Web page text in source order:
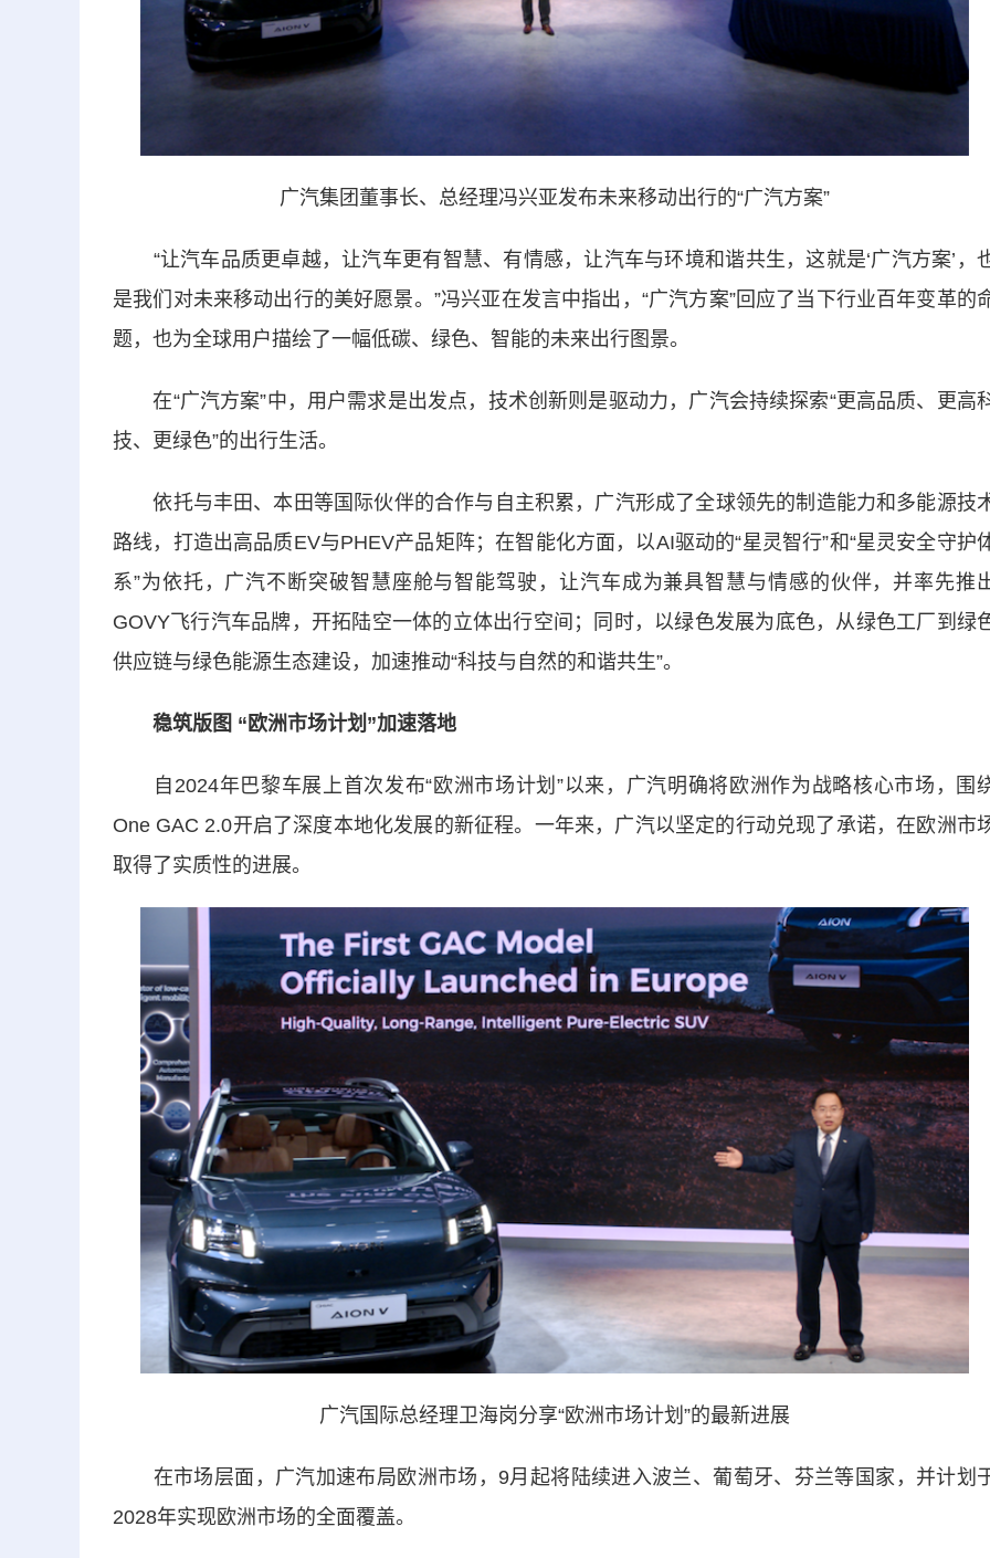
广汽集团董事长、总经理冯兴亚发布未来移动出行的“广汽方案”
“让汽车品质更卓越，让汽车更有智慧、有情感，让汽车与环境和谐共生，这就是‘广汽方案’，
是我们对未来移动出行的美好愿景。”冯兴亚在发言中指出，“广汽方案”回应了当下行业百年变革的
题，也为全球用户描绘了一幅低碳、绿色、智能的未来出行图景。
在“广汽方案”中，用户需求是出发点，技术创新则是驱动力，广汽会持续探索“更高品质、更高
技、更绿色”的出行生活。
依托与丰田、本田等国际伙伴的合作与自主积累，广汽形成了全球领先的制造能力和多能源技
路线，打造出高品质EV与PHEV产品矩阵；在智能化方面，以AI驱动的“星灵智行”和“星灵安全守护
系”为依托，广汽不断突破智慧座舱与智能驾驶，让汽车成为兼具智慧与情感的伙伴，并率先推
GOVY飞行汽车品牌，开拓陆空一体的立体出行空间；同时，以绿色发展为底色，从绿色工厂到绿
供应链与绿色能源生态建设，加速推动“科技与自然的和谐共生”。
稳筑版图 “欧洲市场计划”加速落地
自2024年巴黎车展上首次发布“欧洲市场计划”以来，广汽明确将欧洲作为战略核心市场，围
One GAC 2.0开启了深度本地化发展的新征程。一年来，广汽以坚定的行动兑现了承诺，在欧洲市
取得了实质性的进展。
广汽国际总经理卫海岗分享“欧洲市场计划”的最新进展
在市场层面，广汽加速布局欧洲市场，9月起将陆续进入波兰、葡萄牙、芬兰等国家，并计划
2028年实现欧洲市场的全面覆盖。